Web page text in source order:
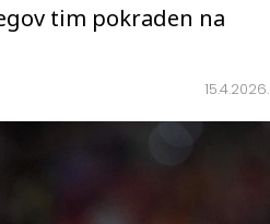
15.4.2026.
tim pokraden na